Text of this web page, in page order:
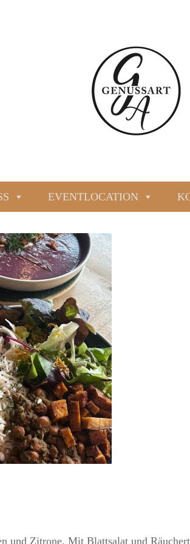
EVENTLOCATION
und Zitrone. Mit Blattsalat und